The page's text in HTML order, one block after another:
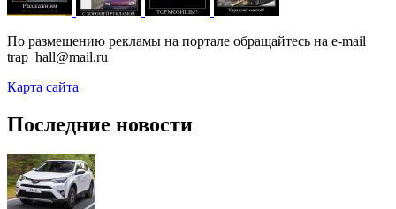
По размещению рекламы на портале обращайтесь на e-mail
trap_hall@mail.ru
Карта сайта
Последние новости